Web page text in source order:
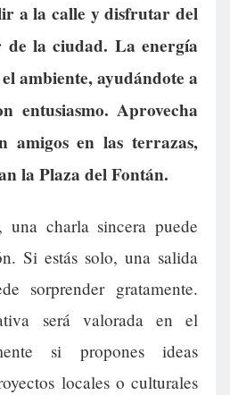
a la calle y disfrutar del
de la ciudad. La energía
ambiente, ayudándote a
entusiasmo. Aprovecha
amigos en las terrazas,
la Plaza del Fontán.
una charla sincera puede
Si estás solo, una salida
sorprender gratamente.
será valorada en el
si propones ideas
locales o culturales